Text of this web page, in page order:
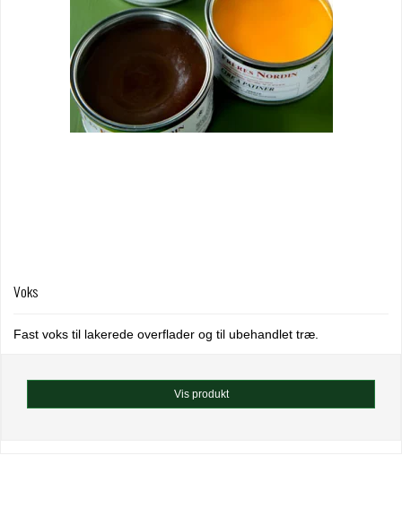
Voks
Fast voks til lakerede overflader og til ubehandlet træ.
Vis produkt